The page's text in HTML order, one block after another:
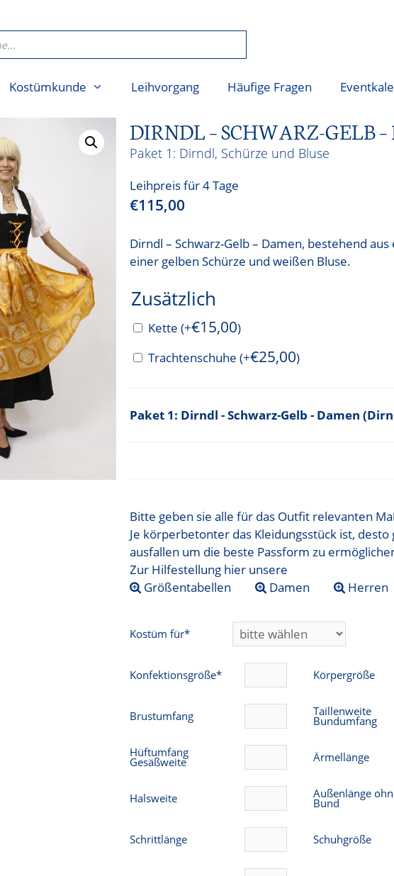
Kostümkunde Leihvorgang Häufige Fragen
DIRNDL – SCHWARZ-GELB
Dirndl, Schürze und Bluse
Leihpreis für 4 Tage
€115,00
Dirndl – Schwarz-Gelb – Damen, bestehend
einer gelben Schürze und weißen Bluse.
Zusätzlich
Kette(+€15,00)
Trachtenschuhe(+€25,00)
Dirndl - Schwarz-Gelb - Damen
Bitte geben sie alle für das Outfit relevanten
Je körperbetonter das Kleidungsstück ist,
ausfallen um die beste Passform zu
Zur Hilfestellung hier unsere
Größentabellen
Damen Herren
Kostüm für*
Konfektionsgröße* Körpergröße
Brustumfang Taillenweite
Bundumfang
Hüftumfang
Gesäßweite Ärmellänge
Halsweite Außenlänge
Bund
Schrittlänge Schuhgröße